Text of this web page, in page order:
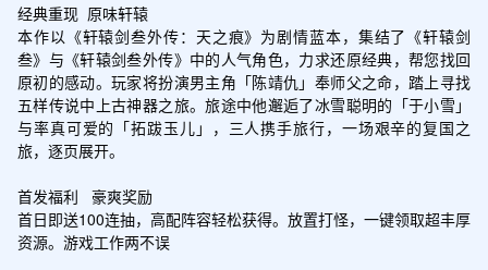
经典重现  原味轩辕
本作以《轩辕剑叁外传：天之痕》为剧情蓝本，集结了《轩辕剑
叁》与《轩辕剑叁外传》中的人气角色，力求还原经典，帮您找回
原初的感动。玩家将扮演男主角「陈靖仇」奉师父之命，踏上寻找
五样传说中上古神器之旅。旅途中他邂逅了冰雪聪明的「于小雪」
与率真可爱的「拓跋玉儿」，三人携手旅行，一场艰辛的复国之
旅，逐页展开。
首发福利   豪爽奖励
首日即送100连抽，高配阵容轻松获得。放置打怪，一键领取超丰厚
资源。游戏工作两不误